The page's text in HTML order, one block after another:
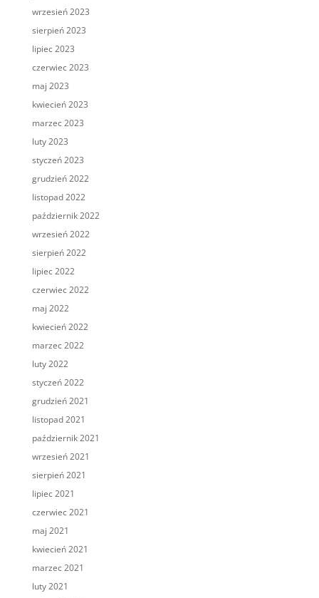
wrzesień 2023
sierpień 2023
lipiec 2023
czerwiec 2023
maj 2023
kwiecień 2023
marzec 2023
luty 2023
styczeń 2023
grudzień 2022
listopad 2022
październik 2022
wrzesień 2022
sierpień 2022
lipiec 2022
czerwiec 2022
maj 2022
kwiecień 2022
marzec 2022
luty 2022
styczeń 2022
grudzień 2021
listopad 2021
październik 2021
wrzesień 2021
sierpień 2021
lipiec 2021
czerwiec 2021
maj 2021
kwiecień 2021
marzec 2021
luty 2021